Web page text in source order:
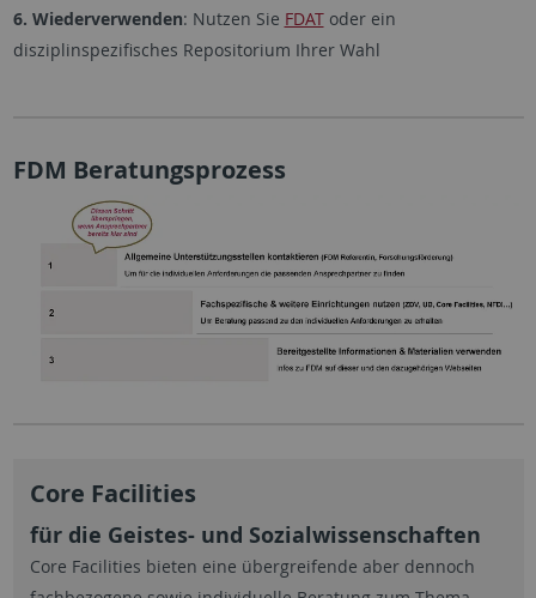
6. Wiederverwenden: Nutzen Sie FDAToder ein
disziplinspezifisches Repositorium Ihrer Wahl
FDM Beratungsprozess
Core Facilities
für die Geistes- und Sozialwissenschaften
Core Facilities bieten eine übergreifende aber dennoch